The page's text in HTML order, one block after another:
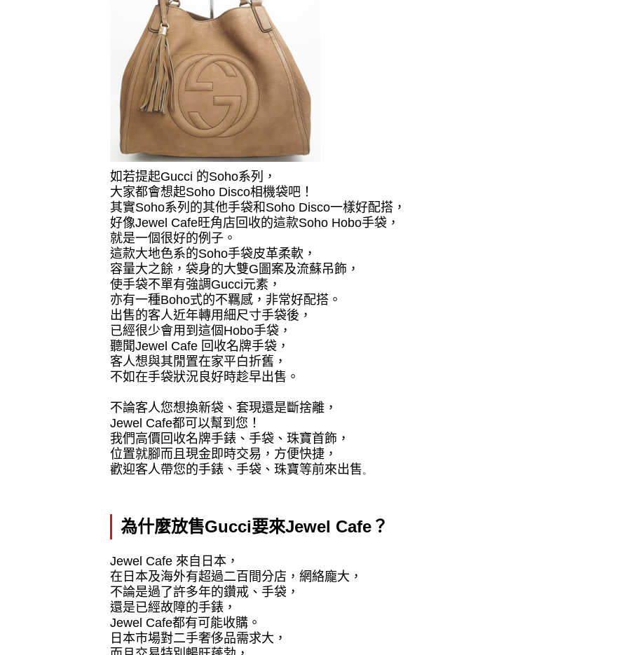
如若提起Gucci 的Soho系列，
大家都會想起Soho Disco相機袋吧！
其實Soho系列的其他手袋和 Soho Disco一樣好配搭，
好像Jewel Cafe旺角店回收的這款Soho Hobo手袋，
就是一個很好的例子。
這款大地色系的Soho手袋皮革柔軟，
容量大之餘，袋身的大雙G 圖案及流蘇吊飾，
使手袋不單有強調Gucci元素，
亦有一種Boho式的不羈感，非常好配搭。
出售的客人近年轉用細尺寸手袋後，
已經很少會用到這個Hobo手袋，
聽聞Jewel Cafe 回收名牌手袋，
客人想與其閒置在家平白折舊，
不如在手袋狀況良好時趁早出售。
不論客人您想換新袋、套現還是斷捨離，
Jewel Cafe都可以幫到您！
我們高價回收名牌手錶、手袋、珠寶首飾，
位置就腳而且現金即時交易，方便快捷，
歡迎客人帶您的手錶、手袋、珠寶等前來出售。
為什麼放售Gucci要來Jewel Cafe ？
Jewel Cafe 來自日本，
在日本及海外有超過二百間分店，網絡龐大，
不論是過了許多年的鑽戒、手袋，
還是已經故障的手錶，
Jewel Cafe都有可能收購。
日本市場對二手奢侈品需求大，